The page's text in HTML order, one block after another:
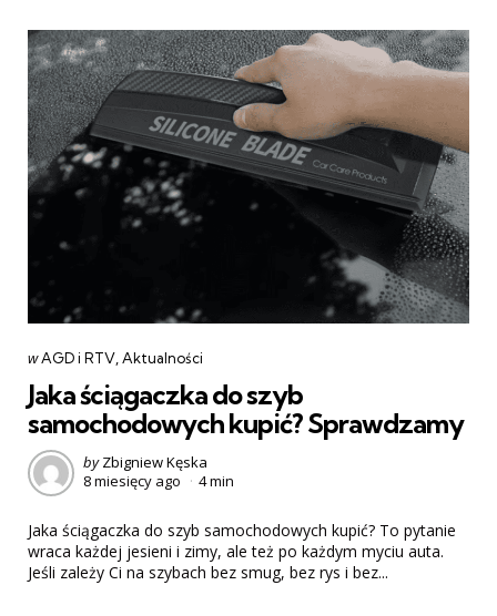
Categories
post
wAGD i RTV Aktualności
Jaka ściągaczka do szyb
samochodowych kupić? Sprawdzamy
Posted
by
by Zbigniew Kęska
8 miesięcy ago
4 min
Jaka ściągaczka do szyb samochodowych kupić? To pytanie
wraca każdej jesieni i zimy, ale też po każdym myciu auta.
Jeśli zależy Ci na szybach bez smug, bez rys i bez...